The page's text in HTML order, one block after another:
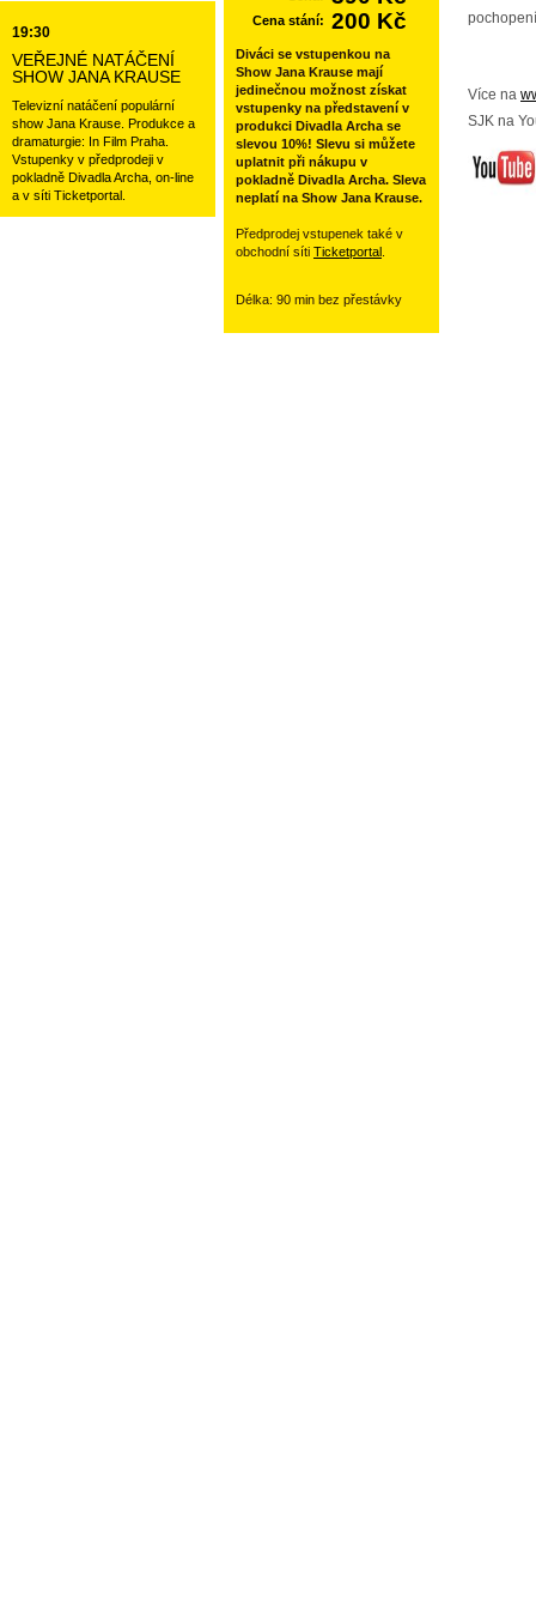
19:30
VEŘEJNÉ NATÁČENÍ
SHOW JANA KRAUSE
Televizní natáčení populární
show Jana Krause. Produkce a
dramaturgie: In Film Praha.
Vstupenky v předprodeji v
pokladně Divadla Archa, on-line
a v síti Ticketportal.
Více na
SJK na
Cena stání: 200 Kč
Diváci se vstupenkou na
Show Jana Krause mají
jedinečnou možnost získat
vstupenky na představení v
produkci Divadla Archa se
slevou 10%! Slevu si můžete
uplatnit při nákupu v
pokladně Divadla Archa. Sleva
neplatí na Show Jana Krause.
Předprodej vstupenek také v
obchodní síti Ticketportal
Délka: 90 min bez přestávky